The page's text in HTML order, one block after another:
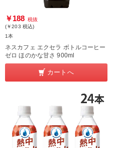
￥188 税抜
(￥203 税込)
1本
ネスカフェ エクセラ ボトルコーヒー
ゼロ ほのかな甘さ 900ml
カートへ